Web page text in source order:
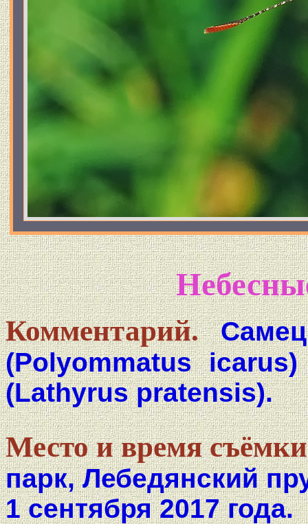
Комментарий.
(Polyommatus
(Lathyrus pratensis).
Место и время
парк, Лебедянский
1 сентября 2017 года.